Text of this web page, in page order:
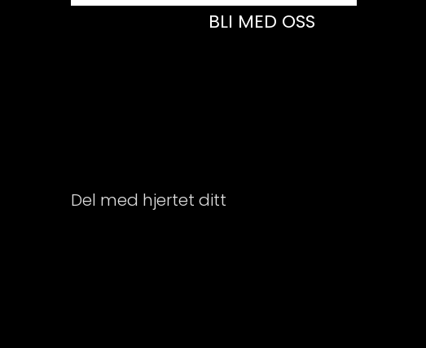
BLI MED OSS
Del med hjertet ditt